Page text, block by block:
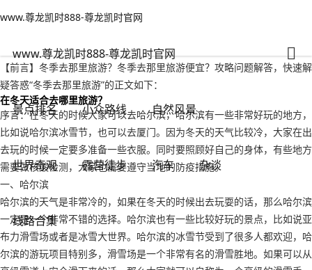
www.尊龙凯时888-尊龙凯时官网
www.尊龙凯时888-尊龙凯时官网
景点排名 小众路线 自然风景
世界奇观 露营徒步 汽车 杂谈
线路合集
www.尊龙凯时888-尊龙凯时官网
冬季去那里旅游？冬季去那里旅游便宜-www.尊龙凯时888
【前言】冬季去那里旅游？冬季去那里旅游便宜？攻略问题解答，快速解
疑答惑“冬季去那里旅游”的正文如下：
在冬天适合去哪里旅游？
序言：在冬天的时候大家可以去哈尔滨，哈尔滨有一些非常好玩的地方，
比如说哈尔滨冰雪节，也可以去厦门。因为冬天的天气比较冷，大家在出
去玩的时候一定要多准备一些衣服。同时要照顾好自己的身体，有些地方
需要做核酸检测，大家也需要遵守当地的防疫措施。
一、哈尔滨
哈尔滨的天气是非常冷的，如果在冬天的时候出去玩耍的话，那么哈尔滨
一定是一个非常不错的选择。哈尔滨也有一些比较好玩的景点，比如说亚
布力滑雪场或者是冰雪大世界。哈尔滨的冰雪节受到了很多人都欢迎，哈
尔滨的游玩项目特别多，滑雪场是一个非常有名的滑雪胜地。如果可以从